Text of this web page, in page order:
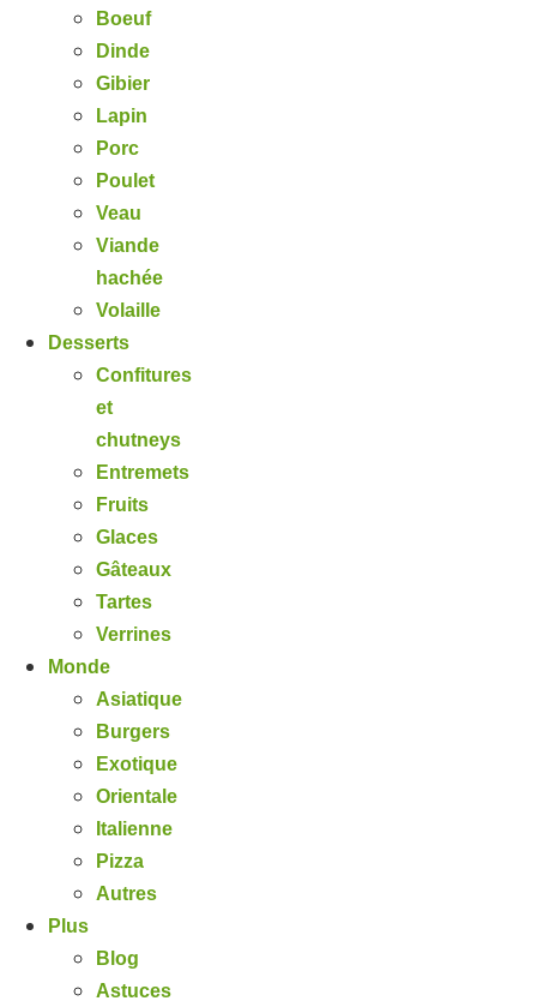
Boeuf
Dinde
Gibier
Lapin
Porc
Poulet
Veau
Viande
hachée
Volaille
Desserts
Confitures
et
chutneys
Entremets
Fruits
Glaces
Gâteaux
Tartes
Verrines
Monde
Asiatique
Burgers
Exotique
Orientale
Italienne
Pizza
Autres
Plus
Blog
Astuces